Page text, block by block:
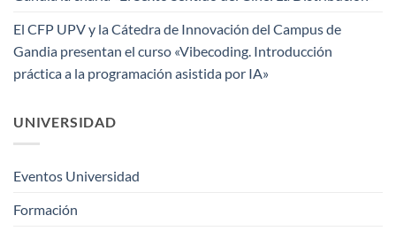
El CFP UPV y la Cátedra de Innovación del Campus de
Gandia presentan el curso «Vibecoding. Introducción
práctica a la programación asistida por IA»
UNIVERSIDAD
Eventos Universidad
Formación